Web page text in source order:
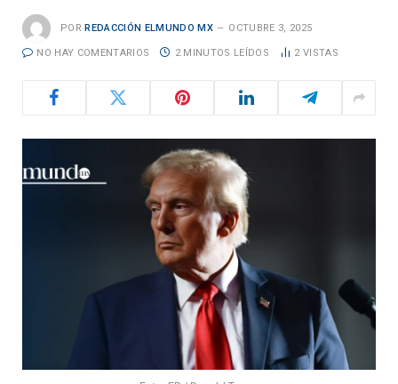
POR REDACCIÓN ELMUNDO MX OCTUBRE 3, 2025
NO HAY COMENTARIOS 2 MINUTOS LEÍDOS 2 VISTAS